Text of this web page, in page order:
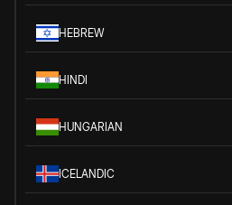
HEBREW
HINDI
HUNGARIAN
ICELANDIC